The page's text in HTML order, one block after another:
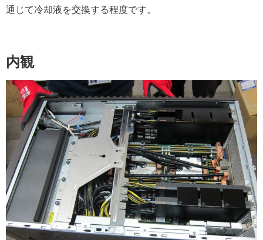
通じて冷却液を交換する程度です。
内観